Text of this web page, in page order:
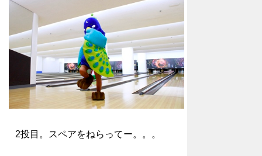
2投目。スペアをねらってー。。。